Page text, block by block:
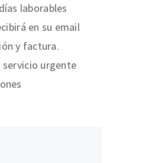
laborables
en su email
y factura.
urgente